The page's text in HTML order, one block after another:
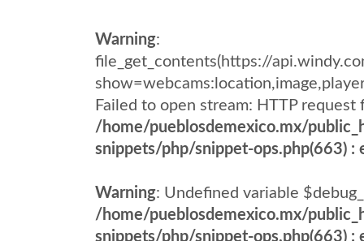
Warning:
file_get_contents(https://
Failed to open stream: HTTP
/home/pueblosdemexico.mx/
snippets/php/snippet-ops.php(663) :
Warning: Undefined variable
/home/pueblosdemexico.mx/
snippets/php/snippet-ops.php(663) :